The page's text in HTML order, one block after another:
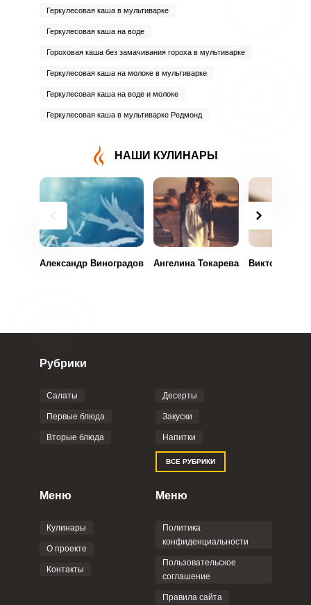
Геркулесовая каша в мультиварке
Геркулесовая каша на воде
Гороховая каша без замачивания гороха в мультиварке
Геркулесовая каша на молоке в мультиварке
Геркулесовая каша на воде и молоке
Геркулесовая каша в мультиварке Редмонд
НАШИ КУЛИНАРЫ
Александр Виноградов Ангелина Токарева Виктория
Рубрики
Салаты
Первые блюда
Вторые блюда
Десерты
Закуски
Напитки
ВСЕ РУБРИКИ
Меню
Кулинары
О проекте
Контакты
Меню
Политика
конфиденциальности
Пользовательское
соглашение
Правила сайта